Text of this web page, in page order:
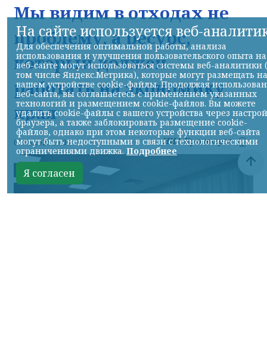
Мы видим в отходах не
проблему, а ресурс,
который должен
работать на экономику
края
07.08.2026 10:00 НИА-Красноярск
На сайте используется веб-
Для обеспечения оптимальной работы, анализа
использования и улучшения пользовательского опыта на
веб-сайте могут использоваться системы веб-аналитики
том числе Яндекс.Метрика), которые могут размещать на
вашем устройстве cookie-файлы. Продолжая
веб-сайта, вы соглашаетесь с применением указанных
технологий и размещением cookie-файлов. Вы можете
удалить cookie-файлы с вашего устройства через
браузера, а также заблокировать размещение cookie-
файлов, однако при этом некоторые функции веб-сайта
могут быть недоступными в связи с технологическими
ограничениями движка. Подробнее
Я согласен